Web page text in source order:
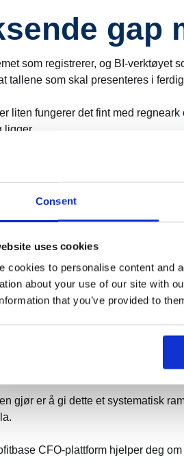
Consent
uses cookies
cookies to personalise content and
about your use of our site with
that you’ve provided to
gap
som registrerer, og BI-verktøyet
tallene som skal presenteres i
liten fungerer det fint med
ligger.
vokser, må
og mer tidkrevende å ha kontroll på
med manuelle koblinger og
muntlige instrukser og
få
har
det digitale bakrommet. Mye
logikk utviklet av økonomer som
vurderinger og praktisk
gjør er å gi dette et systematisk
CFO-plattform hjelper deg